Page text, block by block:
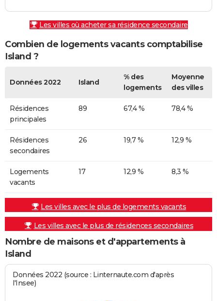
Les villes où acheter sa résidence secondaire
Combien de logements vacants comptabilise
Island ?
Données 2022 Island
% des
logements
Moyenne
des villes
Résidences
principales
89 67,4 % 78,4 %
Résidences
secondaires
26 19,7 % 12,9 %
Logements
vacants
17 12,9 % 8,3 %
Les villes avec le plus de logements vacants
Les villes avec le plus de résidences secondaires
Nombre de maisons et d'appartements à
Island
Données 2022 (source : Linternaute.com d'après
l'Insee)